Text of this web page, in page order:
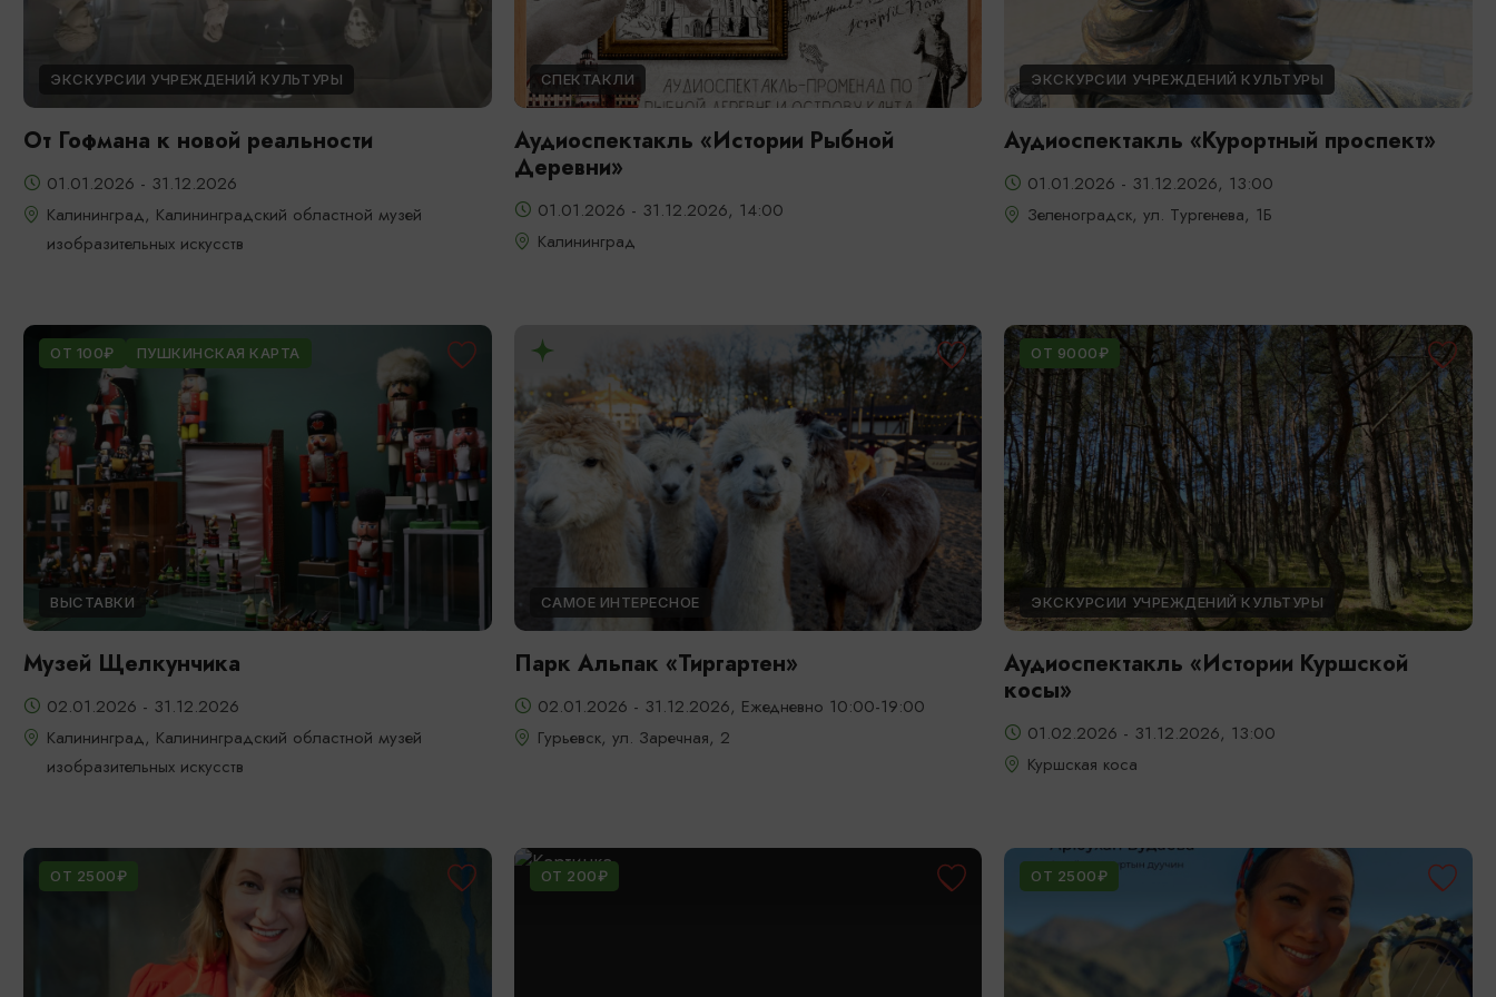
ЭКСКУРСИИ УЧРЕЖДЕНИЙ КУЛЬТУРЫ
От Гофмана к новой реальности
01.01.2026 - 31.12.2026
Калининград, Калининградский областной музей
изобразительных искусств
СПЕКТАКЛИ
Аудиоспектакль «Истории Рыбной
Деревни»
01.01.2026 - 31.12.2026, 14:00
Калининград
ЭКСКУРСИИ УЧРЕЖДЕНИЙ КУЛЬТУРЫ
Аудиоспектакль «Курортный проспект»
01.01.2026 - 31.12.2026, 13:00
Зеленоградск, ул. Тургенева, 1Б
ОТ 100₽ ПУШКИНСКАЯ КАРТА
ВЫСТАВКИ
Музей Щелкунчика
02.01.2026 - 31.12.2026
Калининград, Калининградский областной музей
изобразительных искусств
САМОЕ ИНТЕРЕСНОЕ
Парк Альпак «Тиргартен»
02.01.2026 - 31.12.2026, Ежедневно 10:00-19:00
Гурьевск, ул. Заречная, 2
ОТ 9000₽
ЭКСКУРСИИ УЧРЕЖДЕНИЙ КУЛЬТУРЫ
Аудиоспектакль «Истории Куршской
косы»
01.02.2026 - 31.12.2026, 13:00
Куршская коса
ОТ 2500₽ ОТ 200₽ ОТ 2500₽